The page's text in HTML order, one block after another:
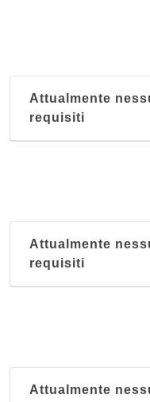
Attualmente
requisiti
Attualmente
requisiti
Attualmente